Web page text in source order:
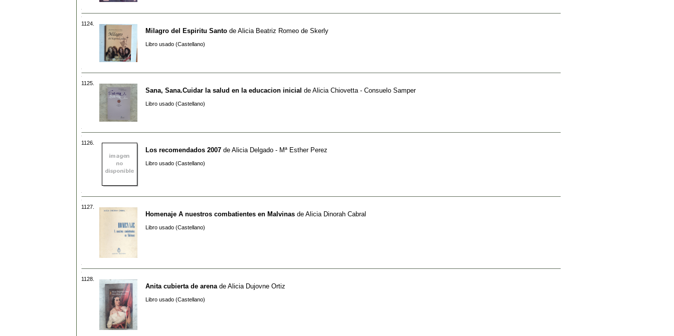
1124.
Milagro del Espiritu Santo de Alicia Beatriz Romeo de Skerly
Libro usado (Castellano)
1125.
Sana, Sana.Cuidar la salud en la educacion inicial de Alicia Chiovetta - Consuelo Samper
Libro usado (Castellano)
1126.
Los recomendados 2007 de Alicia Delgado - Mª Esther Perez
Libro usado (Castellano)
1127.
Homenaje A nuestros combatientes en Malvinas de Alicia Dinorah Cabral
Libro usado (Castellano)
1128.
Anita cubierta de arena de Alicia Dujovne Ortiz
Libro usado (Castellano)